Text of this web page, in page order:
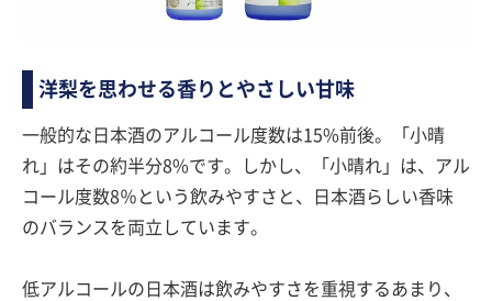
洋梨を思わせる香りとやさしい甘味
一般的な日本酒のアルコール度数は15%前後。「小晴
れ」はその約半分8%です。しかし、「小晴れ」は、アル
コール度数8％という飲みやすさと、日本酒らしい香味
のバランスを両立しています。
低アルコールの日本酒は飲みやすさを重視するあまり、